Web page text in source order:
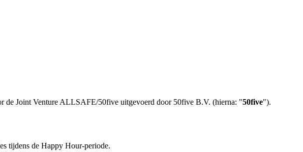
de Joint Venture ALLSAFE/50five uitgevoerd door 50five B.V. (hierna: "50five").
tijdens de Happy Hour-periode.